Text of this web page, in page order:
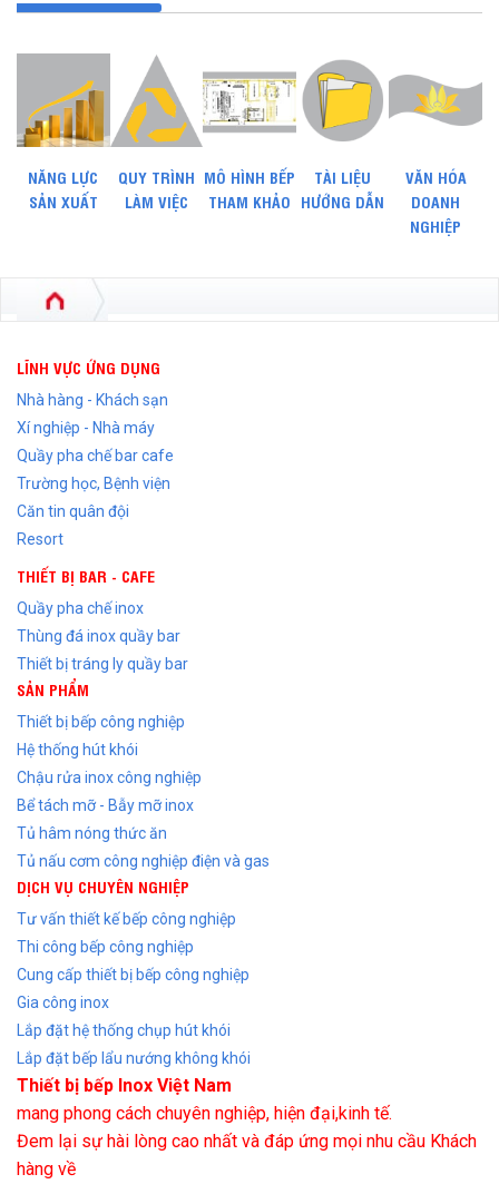
NĂNG LỰC
SẢN XUẤT
QUY TRÌNH
LÀM VIỆC
MÔ HÌNH BẾP
THAM KHẢO
TÀI LIỆU
HƯỚNG DẪN
VĂN HÓA
DOANH
NGHIỆP
LĨNH VỰC ỨNG DỤNG
Nhà hàng - Khách sạn
Xí nghiệp - Nhà máy
Quầy pha chế bar cafe
Trường học, Bệnh viện
Căn tin quân đội
Resort
THIẾT BỊ BAR - CAFE
Quầy pha chế inox
Thùng đá inox quầy bar
Thiết bị tráng ly quầy bar
SẢN PHẨM
Thiết bị bếp công nghiệp
Hệ thống hút khói
Chậu rửa inox công nghiệp
Bể tách mỡ - Bẫy mỡ inox
Tủ hâm nóng thức ăn
Tủ nấu cơm công nghiệp điện và gas
DỊCH VỤ CHUYÊN NGHIỆP
Tư vấn thiết kế bếp công nghiệp
Thi công bếp công nghiệp
Cung cấp thiết bị bếp công nghiệp
Gia công inox
Lắp đặt hệ thống chụp hút khói
Lắp đặt bếp lẩu nướng không khói
Thiết bị bếp Inox Việt Nam
mang phong cách chuyên nghiệp, hiện đại,kinh tế.
Đem lại sự hài lòng cao nhất và đáp ứng mọi nhu cầu Khách
hàng về